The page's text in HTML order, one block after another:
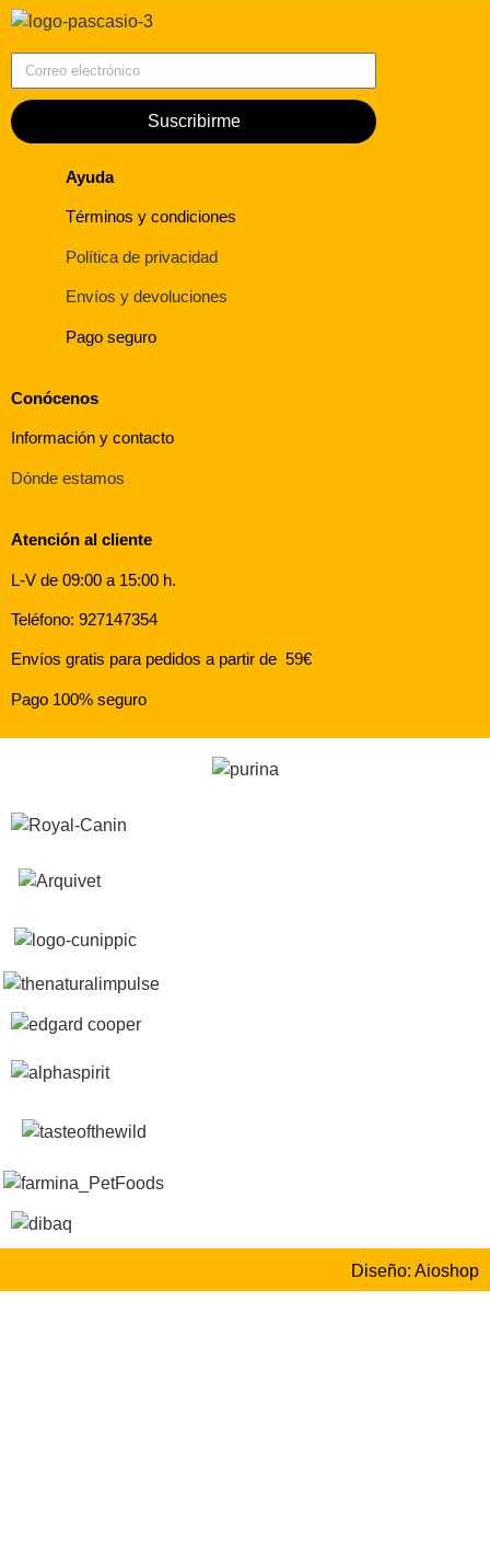
Suscribirme
Ayuda
Términos y condiciones
Política de privacidad
Envíos y devoluciones
Pago seguro
Conócenos
Información y contacto
Dónde estamos
Atención al cliente
L-V de 09:00 a 15:00 h.
Teléfono: 927147354
Envíos gratis para pedidos a partir de 59€
Pago 100% seguro
Diseño: Aioshop